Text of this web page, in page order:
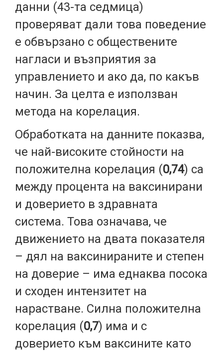
данни (43-та седмица)
проверяват дали това поведение
е обвързано с обществените
нагласи и възприятия за
управлението и ако да, по какъв
начин. За целта е използван
метода на корелация.
Обработката на данните показва,
че най-високите стойности на
положителна корелация (0,74) са
между процента на ваксинирани
и доверието в здравната
система. Това означава, че
движението на двата показателя
– дял на ваксинираните и степен
на доверие – има еднаква посока
и сходен интензитет на
нарастване. Силна положителна
корелация (0,7) има и с
доверието към ваксините като